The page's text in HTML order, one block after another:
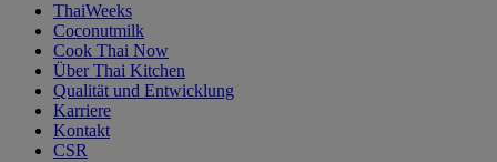
ThaiWeeks
Coconutmilk
Cook Thai Now
Über Thai Kitchen
Qualität und Entwicklung
Karriere
Kontakt
CSR